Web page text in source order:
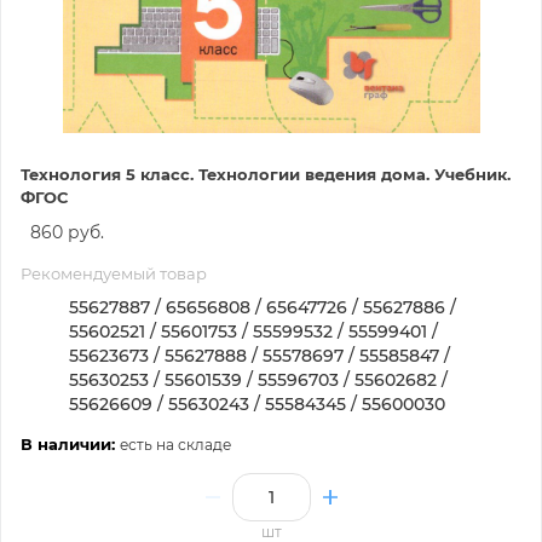
Технология 5 класс. Технологии ведения дома. Учебник.
ФГОС
860 руб.
Рекомендуемый товар
55627887 / 65656808 / 65647726 / 55627886 /
55602521 / 55601753 / 55599532 / 55599401 /
55623673 / 55627888 / 55578697 / 55585847 /
55630253 / 55601539 / 55596703 / 55602682 /
55626609 / 55630243 / 55584345 / 55600030
В наличии: есть на складе
шт